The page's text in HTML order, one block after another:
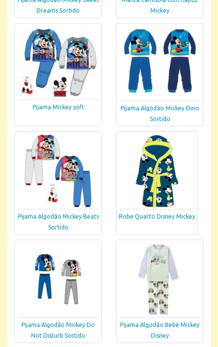
Dreams Sortido
Mickey
Pijama Mickey soft
Pijama Algodão Mickey Dino
Sortido
Pijama Algodão Mickey Beats
Sortido
Robe Quarto Disney Mickey
Pijama Algodão Mickey Do
Not Disturb Sortido
Pijama Algodão Bebé Mickey
Disney